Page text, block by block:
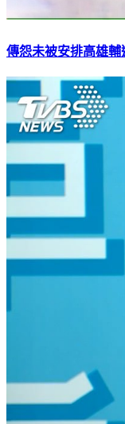
傳怨未被安排高雄